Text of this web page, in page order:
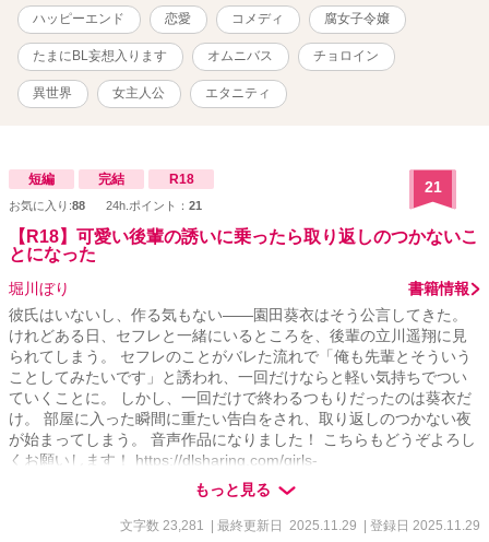
ャラ男・腐女子の要素があります。基本的に女子はチョロインで
す。男子はややこしいのばかりです。 コメディにしたいのですが、
腐女子要素でもうコメディかな…とｗ こちらはムーンライトノベル
様にて連載してました過去作です。
ハッピーエンド 恋愛 コメディ 腐女子令嬢
たまにBL妄想入ります オムニバス チョロイン
異世界 女主人公 エタニティ
短編 完結 R18
お気に入り:88 24h.ポイント： 21
21
【R18】可愛い後輩の誘いに乗ったら取り返しのつかないこ
とになった
堀川ぼり
書籍情報
彼氏はいないし、作る気もない――園田葵衣はそう公言してきた。
けれどある日、セフレと一緒にいるところを、後輩の立川遥翔に見
られてしまう。 セフレのことがバレた流れで「俺も先輩とそういう
ことしてみたいです」と誘われ、一回だけならと軽い気持ちでつい
ていくことに。 しかし、一回だけで終わるつもりだったのは葵衣だ
け。 部屋に入った瞬間に重たい告白をされ、取り返しのつかない夜
が始まってしまう。 音声作品になりました！ こちらもどうぞよろし
くお願いします！ https://dlsharing.com/girls-
touch/announce/=/product_id/RJ01579517.html ※他サイトにも投稿
もっと見る
文字数 23,281 | 最終更新日 2025.11.29 | 登録日 2025.11.29